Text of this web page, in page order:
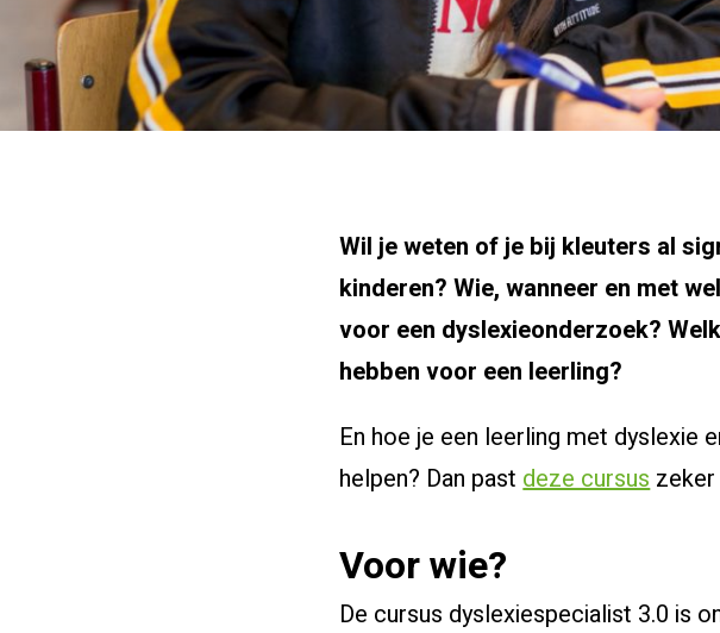
Wil je weten of je bij kleuters al
kinderen? Wie, wanneer en met
voor een dyslexieonderzoek?
hebben voor een leerling?
En hoe je een leerling met dyslexie
helpen? Dan pastdeze cursuszeker
Voor wie?
De cursus dyslexiespecialist 3.0 is